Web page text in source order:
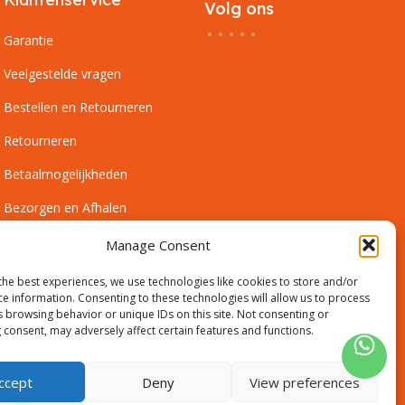
Manage Consent
best experiences, we use technologies like cookies to store and/or
information. Consenting to these technologies will allow us to process
browsing behavior or unique IDs on this site. Not consenting or
may adversely affect certain features and functions.
Deny View preferences
Garantie
Veelgestelde vragen
Bestellen en Retourneren
Retourneren
Betaalmogelijkheden
Bezorgen en Afhalen
Leveringsvoorwaarden
Montagevoorwaarden
Inmeetservice Voorwaarden
Volg ons